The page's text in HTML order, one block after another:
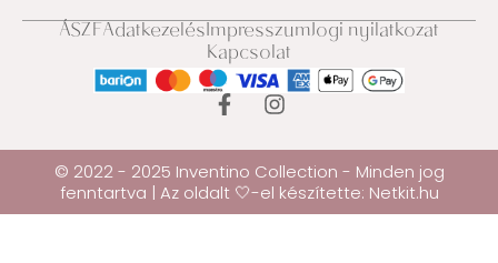
ÁSZFAdatkezelésImpresszumJogi nyilatkozat
Kapcsolat
© 2022 - 2025 Inventino Collection - Minden jog
fenntartva | Az oldalt 🤍-el készítette: Netkit.hu